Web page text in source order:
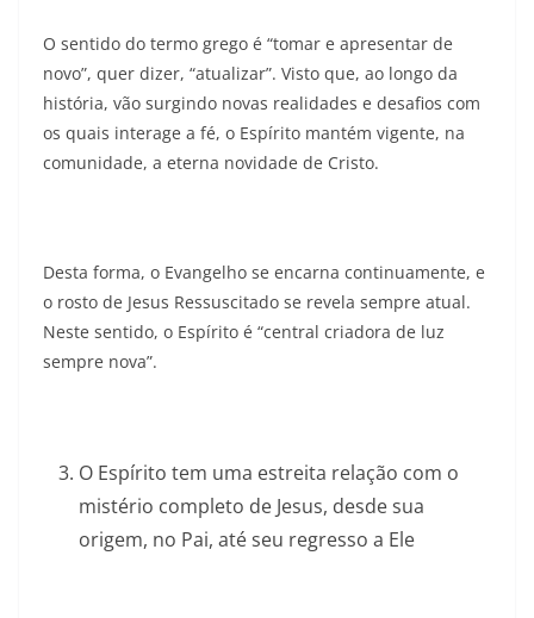
O sentido do termo grego é “tomar e apresentar de
novo”, quer dizer, “atualizar”. Visto que, ao longo da
história, vão surgindo novas realidades e desafios com
os quais interage a fé, o Espírito mantém vigente, na
comunidade, a eterna novidade de Cristo.
Desta forma, o Evangelho se encarna continuamente, e
o rosto de Jesus Ressuscitado se revela sempre atual.
Neste sentido, o Espírito é “central criadora de luz
sempre nova”.
O Espírito tem uma estreita relação com o
mistério completo de Jesus, desde sua
origem, no Pai, até seu regresso a Ele